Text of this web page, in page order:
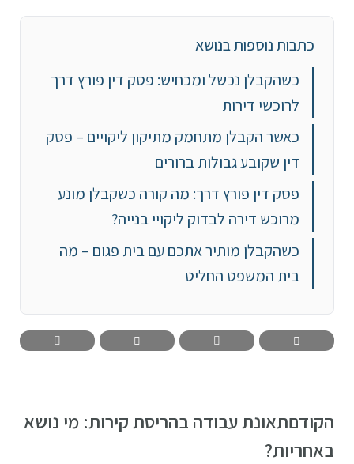
כתבות נוספות בנושא
כשהקבלן נכשל ומכחיש: פסק דין פורץ דרך
לרוכשי דירות
כאשר הקבלן מתחמק מתיקון ליקויים – פסק
דין שקובע גבולות ברורים
פסק דין פורץ דרך: מה קורה כשקבלן מונע
מרוכש דירה לבדוק ליקויי בנייה?
כשהקבלן מותיר אתכם עם בית פגום – מה
בית המשפט החליט
הקודםתאונת עבודה בהריסת קירות: מי נושא
באחריות?